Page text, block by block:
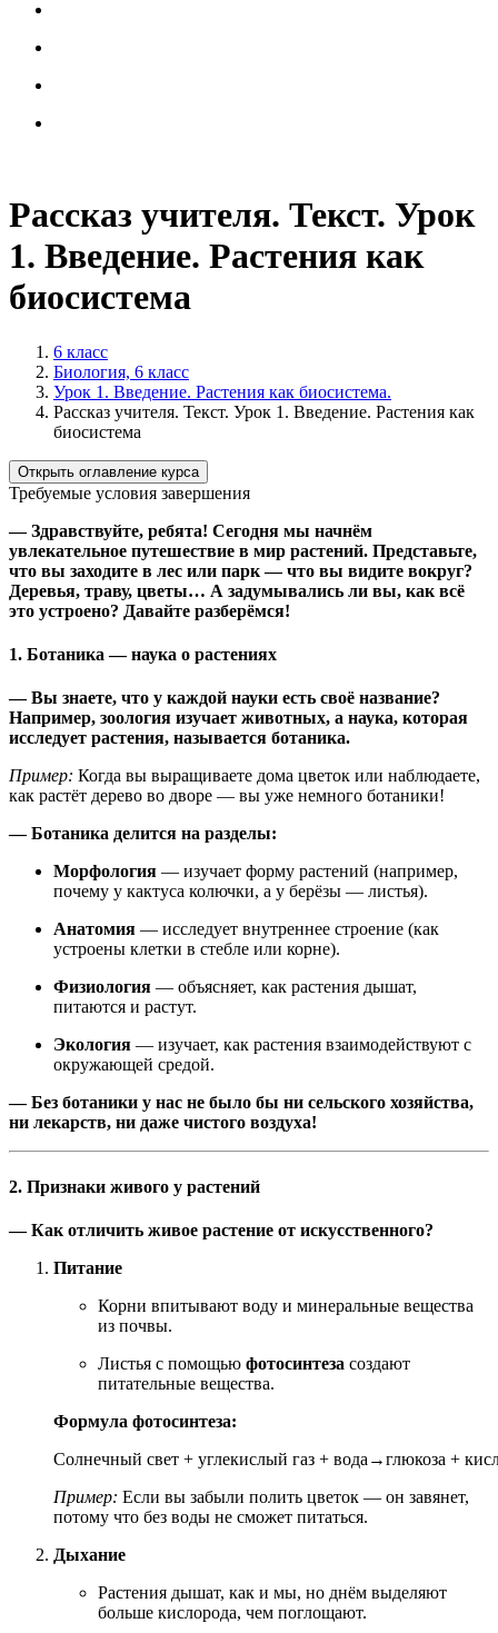
Рассказ учителя. Текст. Урок
1. Введение. Растения как
биосистема
6 класс
Биология, 6 класс
Урок 1. Введение. Растения как биосистема.
Рассказ учителя. Текст. Урок 1. Введение. Растения как
биосистема
Открыть оглавление курса
Требуемые условия завершения
— Здравствуйте, ребята! Сегодня мы начнём
увлекательное путешествие в мир растений. Представьте,
что вы заходите в лес или парк — что вы видите вокруг?
Деревья, траву, цветы… А задумывались ли вы, как всё
это устроено? Давайте разберёмся!
1. Ботаника — наука о растениях
— Вы знаете, что у каждой науки есть своё название?
Например, зоология изучает животных, а наука, которая
исследует растения, называется ботаника.
Пример: Когда вы выращиваете дома цветок или наблюдаете,
как растёт дерево во дворе — вы уже немного ботаники!
— Ботаника делится на разделы:
Морфология — изучает форму растений (например,
почему у кактуса колючки, а у берёзы — листья).
Анатомия — исследует внутреннее строение (как
устроены клетки в стебле или корне).
Физиология — объясняет, как растения дышат,
питаются и растут.
Экология — изучает, как растения взаимодействуют с
окружающей средой.
— Без ботаники у нас не было бы ни сельского хозяйства,
ни лекарств, ни даже чистого воздуха!
2. Признаки живого у растений
— Как отличить живое растение от искусственного?
Питание
Корни впитывают воду и минеральные вещества
из почвы.
Листья с помощью фотосинтеза создают
питательные вещества.
Формула фотосинтеза:
Солнечный свет + углекислый газ + вода →глюкоза +
Пример: Если вы забыли полить цветок — он завянет,
потому что без воды не сможет питаться.
Дыхание
Растения дышат, как и мы, но днём выделяют
больше кислорода, чем поглощают.